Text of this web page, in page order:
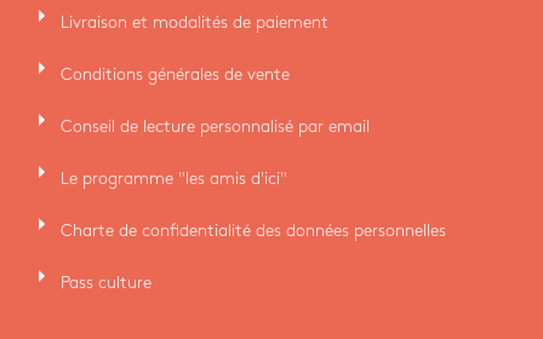
arrow_right Livraison et modalités de paiement
arrow_right Conditions générales de vente
arrow_right Conseil de lecture personnalisé par email
arrow_right Le programme "les amis d'ici"
arrow_right Charte de confidentialité des données personnelles
arrow_right Pass culture